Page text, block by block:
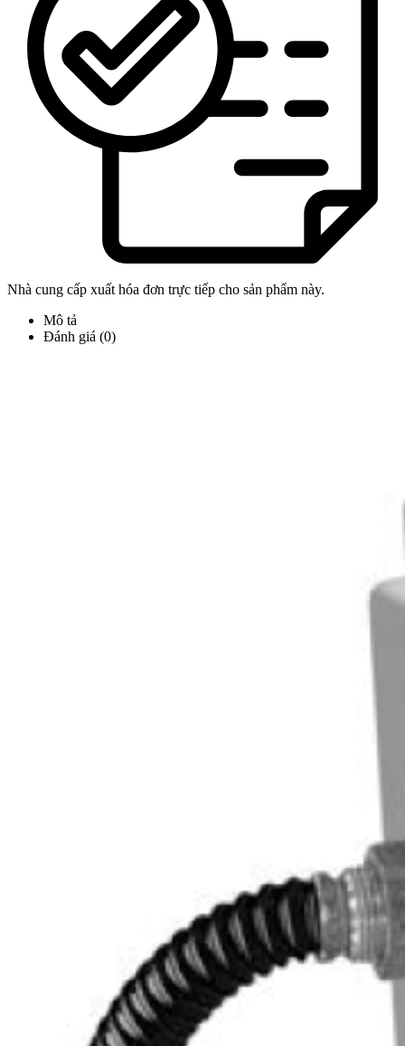
Nhà cung cấp xuất hóa đơn trực tiếp cho sản phẩm này.
Mô tả
Đánh giá (0)